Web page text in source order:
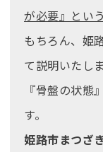
が必要』とい
もちろん、姫
て説明いたしま
『骨盤の状態
す。
姫路市まつざ